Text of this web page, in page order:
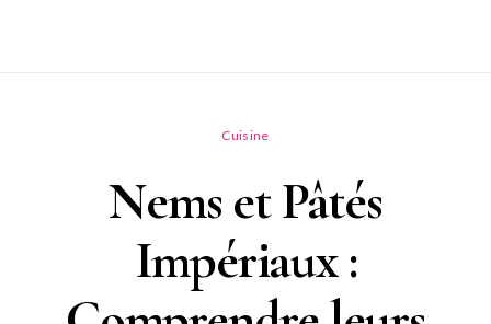
Cuisine
Nems et Pâtés
Impériaux :